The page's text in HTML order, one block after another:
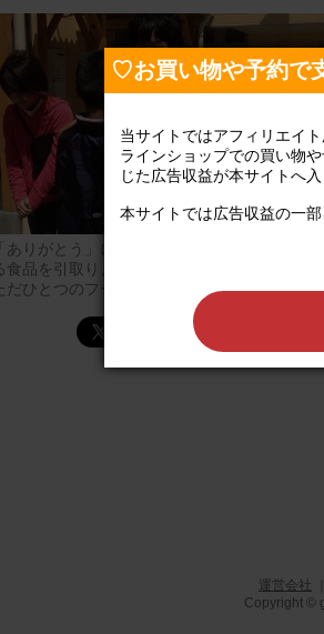
ありがとう」に。フードバンクかごしまは、
食品を引取り、食の支援を必要とする人々に
だひとつのフードバンク団体です。
運営会社
Copyright ©
♡お買い物や予約で
当サイトではアフィリエイ
ラインショップでの買い物
じた広告収益が本サイトへ入
本サイトでは広告収益の一